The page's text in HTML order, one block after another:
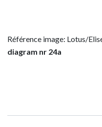
Référence image: Lotus/
diagram nr 24a